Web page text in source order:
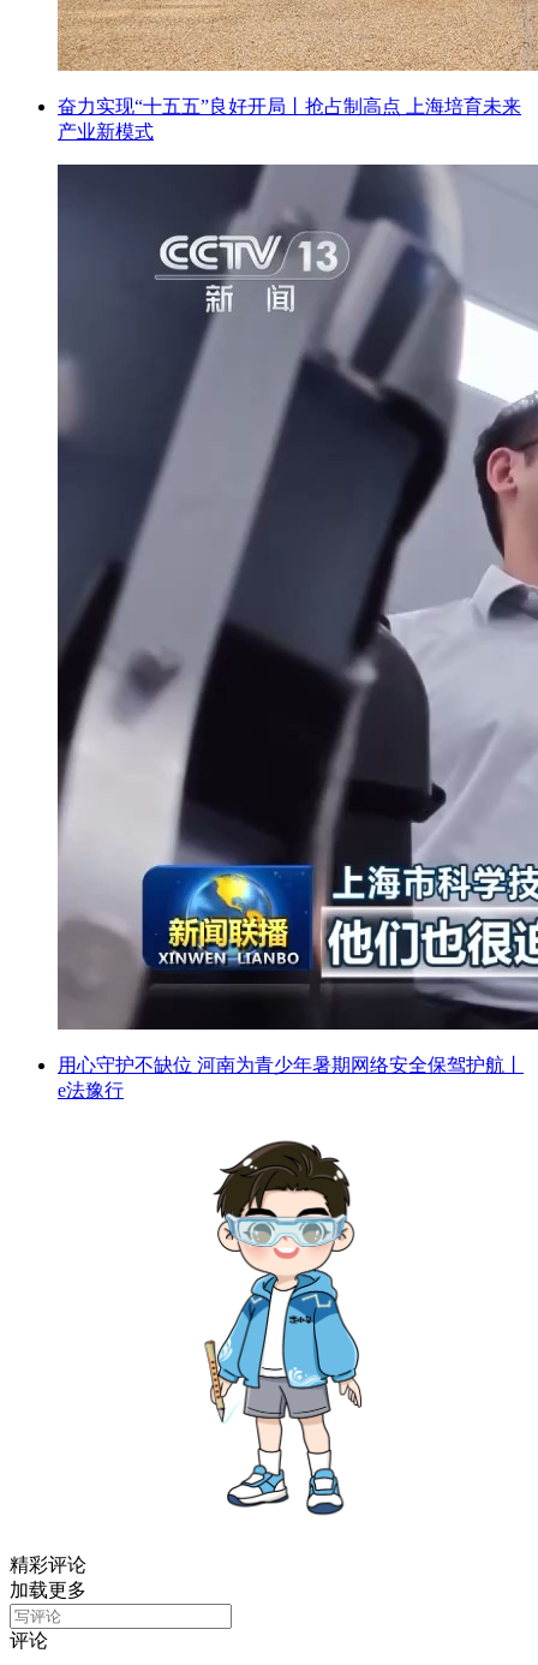
奋力实现“十五五”良好开局丨抢占制高点 上海培育未来
产业新模式
用心守护不缺位 河南为青少年暑期网络安全保驾护航丨
e法豫行
精彩评论
加载更多
评论